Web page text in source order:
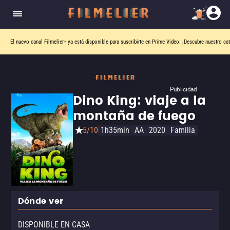
El nuevo canal Filmelier+ ya está disponible para suscribirte en Prime Video. ¡Descubre nuestro
Publicidad
Dino King: viaje a la
montaña de fuego
5/10 1h35min AA 2020 Familia
Dónde ver
DISPONIBLE EN CASA